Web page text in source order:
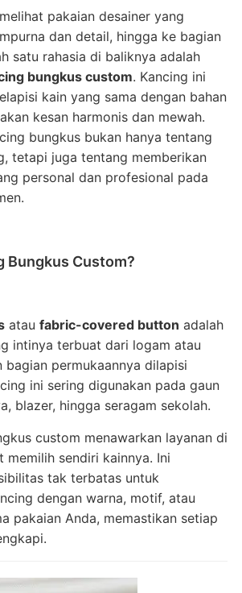
pakaian desainer yang
dan detail, hingga ke bagian
satu rahasia di baliknya adalah
bungkus custom. Kancing ini
kain yang sama dengan bahan
kesan harmonis dan mewah.
bungkus bukan hanya tentang
tetapi juga tentang memberikan
personal dan profesional pada
Bungkus Custom?
atau fabric-covered button adalah
intinya terbuat dari logam atau
bagian permukaannya dilapisi
ini sering digunakan pada gaun
blazer, hingga seragam sekolah.
custom menawarkan layanan di
memilih sendiri kainnya. Ini
tak terbatas untuk
dengan warna, motif, atau
pakaian Anda, memastikan setiap